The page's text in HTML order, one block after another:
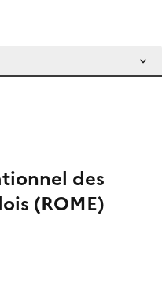
des
(ROME)